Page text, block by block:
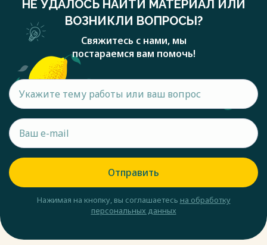
НЕ УДАЛОСЬ НАЙТИ МАТЕРИАЛ ИЛИ
ВОЗНИКЛИ ВОПРОСЫ?
Свяжитесь с нами, мы
постараемся вам помочь!
Отправить
Нажимая на кнопку, вы соглашаетесь на обработку
персональных данных